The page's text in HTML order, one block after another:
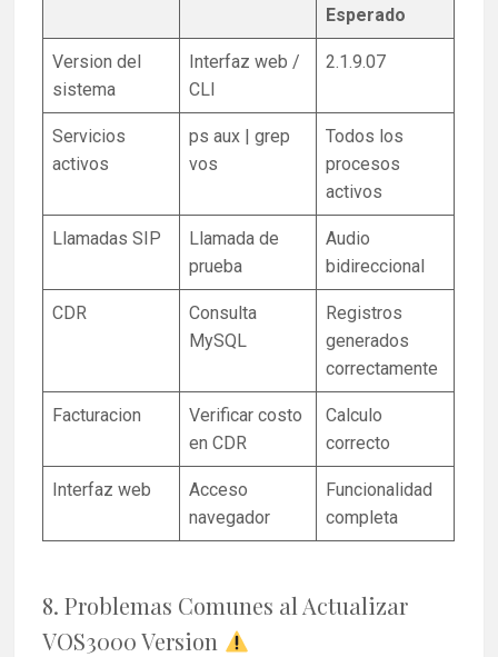
Esperado
Version del
sistema
Interfaz web /
CLI
2.1.9.07
Servicios
activos
ps aux | grep
vos
Todos los
procesos
activos
Llamadas SIP
Llamada de
prueba
Audio
bidireccional
CDR
Consulta
MySQL
Registros
generados
correctamente
Facturacion
Verificar costo
en CDR
Calculo
correcto
Interfaz web
Acceso
navegador
Funcionalidad
completa
8. Problemas Comunes al Actualizar
VOS3000 Version